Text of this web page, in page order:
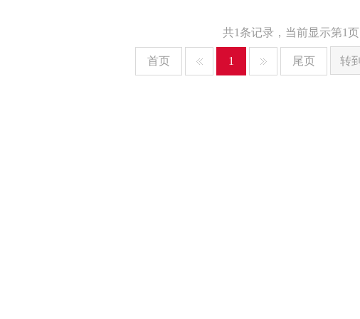
共1条记录，当前显示第1
首页 1 尾页 转到